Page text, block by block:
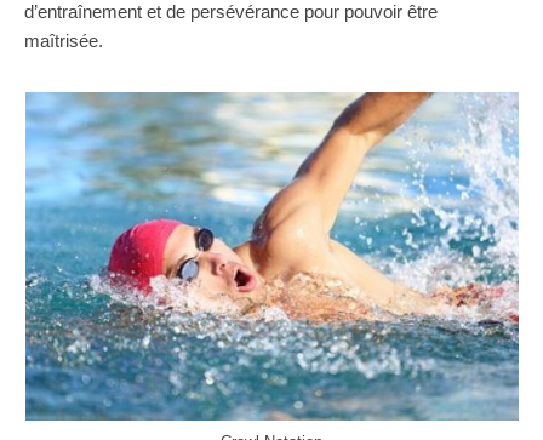
d’entraînement et de persévérance pour pouvoir être
maîtrisée.